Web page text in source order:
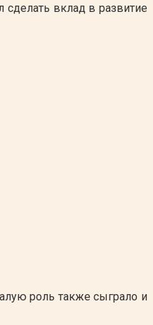
вклад в развитие
роль также сыграло и